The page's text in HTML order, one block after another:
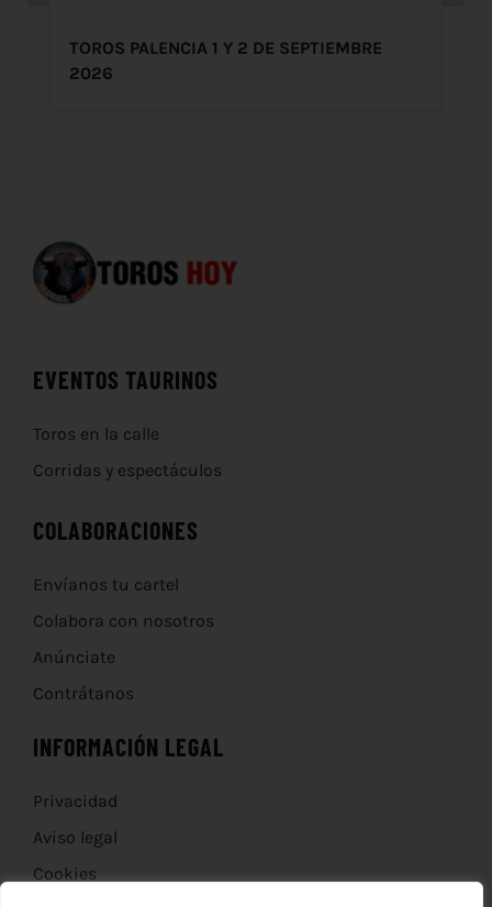
TOROS PALENCIA 1 Y 2 DE SEPTIEMBRE
2026
EVENTOS TAURINOS
Toros en la calle
Corridas y espectáculos
COLABORACIONES
Envíanos tu cartel
Colabora con nosotros
Anúnciate
Contrátanos
INFORMACIÓN LEGAL
Privacidad
Aviso legal
Cookies